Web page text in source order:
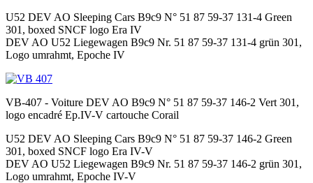
U52 DEV AO Sleeping Cars B9c9 N° 51 87 59-37 131-4 Green
301, boxed SNCF logo Era IV
DEV AO U52 Liegewagen B9c9 Nr. 51 87 59-37 131-4 grün 301,
Logo umrahmt, Epoche IV
VB-407 - Voiture DEV AO B9c9 N° 51 87 59-37 146-2 Vert 301,
logo encadré Ep.IV-V cartouche Corail
U52 DEV AO Sleeping Cars B9c9 N° 51 87 59-37 146-2 Green
301, boxed SNCF logo Era IV-V
DEV AO U52 Liegewagen B9c9 Nr. 51 87 59-37 146-2 grün 301,
Logo umrahmt, Epoche IV-V